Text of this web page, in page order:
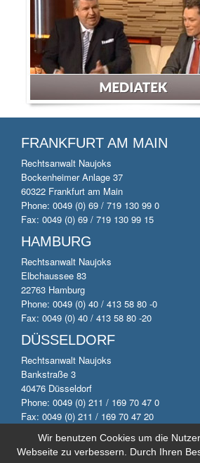
Wir benutzen Cookies um die
Webseite zu verbessern. Durch Ihren
FRANKFURT AM MAIN
Rechtsanwalt Naujoks
Bockenheimer Anlage 37
60322 Frankfurt am Main
Phone: 0049 (0) 69 / 719 130 99 0
Fax: 0049 (0) 69 / 719 130 99 15
HAMBURG
Rechtsanwalt Naujoks
Elbchaussee 83
22763 Hamburg
Phone: 0049 (0) 40 / 413 58 80 -0
Fax: 0049 (0) 40 / 413 58 80 -20
DÜSSELDORF
Rechtsanwalt Naujoks
Bankstraße 3
40476 Düsseldorf
Phone: 0049 (0) 211 / 169 70 47 0
Fax: 0049 (0) 211 / 169 70 47 20